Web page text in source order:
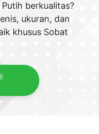
berkualitas?
ukuran, dan
khusus Sobat